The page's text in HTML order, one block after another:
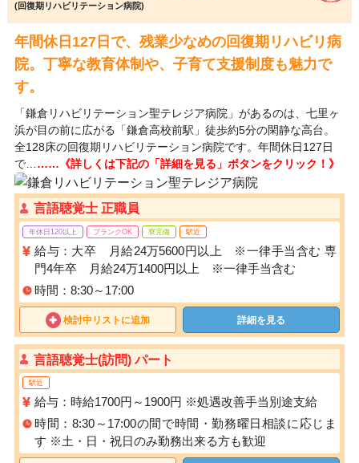
(回復期リハビリテーション病院)
年間休日127日で、残業少なめの回復期リハビリ病
院。丁寧な教育体制や、子育て支援制度も魅力で
す。
「鎌倉リハビリテーション聖テレジア病院」があるのは、七里ヶ
浜が目の前に広がる「鎌倉高校前駅」徒歩約5分の閑静な高台。
全128床の回復期リハビリテーション病院です。年間休日127日
で… ……《詳しくは下記の「詳細を見る」ボタンをクリック！》
言語聴覚士 正職員
年休日120以上 ブランクOK 寮完備 駅近
給与：大卒 月給24万5600円以上 ※一律手当含む 専
門4年卒 月給24万1400円以上 ※一律手当含む
時間：8:30～17:00
検討中リストに追加 詳細を見る
言語聴覚士(訪問) パート
駅近
給与：時給1700円～1900円 ※処遇改善手当別途支給
時間：8:30～17:00の間で時間・勤務曜日相談に応じま
す ※土・日・祝日のみ勤務出来る方も歓迎